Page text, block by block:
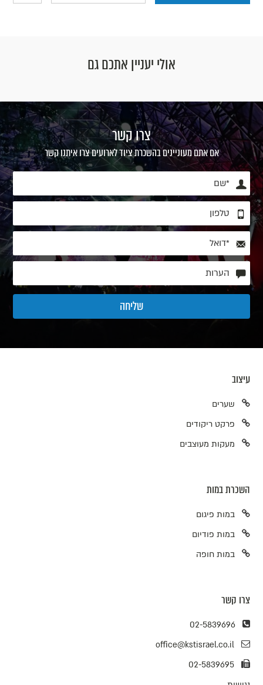
אולי יעניין אתכם גם
צרו קשר
אם אתם מעוניינים בהשכרת ציוד לארועים צרו איתנו קשר
עיצוב
שערים
פרקט ריקודים
מעקות מעוצבים
השכרת במות
במות פיגום
במות פודיום
במות חופה
צרו קשר
02-5839696
office@kstisrael.co.il
02-5839695